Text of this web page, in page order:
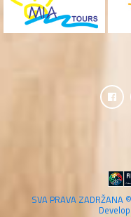
SVA PRAVA ZADRŽANA